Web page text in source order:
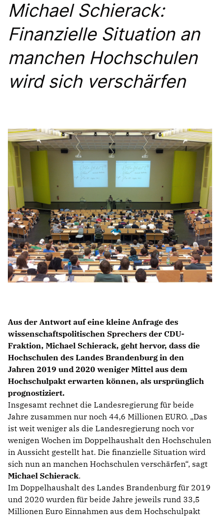
NEUENDORF
BAITZ
ALT BORK
DEUTSCH BORK
Mitmachen
BERLIN BRANDENBURG BEI FACEBOOK
Michael Schierack:
Finanzielle Situation an
manchen Hochschulen
wird sich verschärfen
Aus der Antwort auf eine kleine Anfrage des
wissenschaftspolitischen Sprechers der CDU-
Fraktion, Michael Schierack, geht hervor, dass die
Hochschulen des Landes Brandenburg in den
Jahren 2019 und 2020 weniger Mittel aus dem
Hochschulpakt erwarten können, als ursprünglich
prognostiziert.
Insgesamt rechnet die Landesregierung für beide
Jahre zusammen nur noch 44,6 Millionen EURO. „Das
ist weit weniger als die Landesregierung noch vor
wenigen Wochen im Doppelhaushalt den Hochschulen
in Aussicht gestellt hat. Die finanzielle Situation wird
sich nun an manchen Hochschulen verschärfen“, sagt
Michael Schierack.
Im Doppelhaushalt des Landes Brandenburg für 2019
und 2020 wurden für beide Jahre jeweils rund 33,5
Millionen Euro Einnahmen aus dem Hochschulpakt